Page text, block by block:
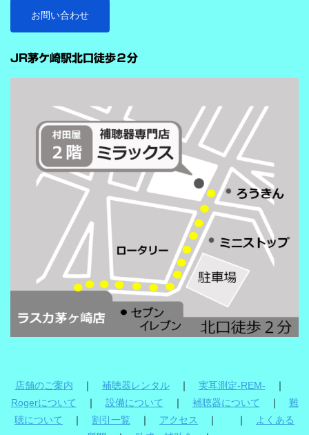
ストをつけることで、より聞き取りを助ける会話学習を利用した
雑音抑制機能です。※9クラスのみ搭載 重要なのは、この機能
が“周囲の音を全部
お問い合わせ
JR茅ケ崎駅北口徒歩２分
店舗のご案内 ｜ 補聴器レンタル｜ 実耳測定-REM- ｜
Rogerについて ｜ 設備について ｜ 補聴器について ｜ 難
聴について
｜ 割引一覧 ｜ アクセス ｜ ｜
よくある